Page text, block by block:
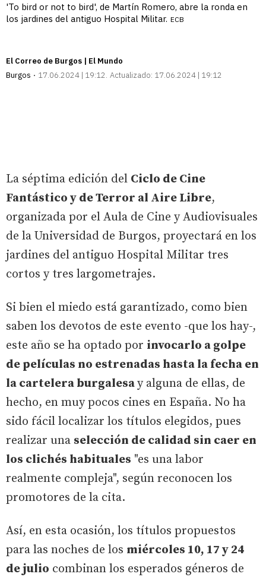
'To bird or not to bird', de Martín Romero, abre la ronda en
los jardines del antiguo Hospital Militar. ECB
El Correo de Burgos | El Mundo
Burgos
17.06.2024 | 19:12 Actualizado: 17.06.2024 | 19:12
La séptima edición del Ciclo de Cine
Fantástico y de Terror al Aire Libre,
organizada por el Aula de Cine y Audiovisuales
de la Universidad de Burgos, proyectará en los
jardines del antiguo Hospital Militar tres
cortos y tres largometrajes.
Si bien el miedo está garantizado, como bien
saben los devotos de este evento -que los hay-,
este año se ha optado por invocarlo a golpe
de películas no estrenadas hasta la fecha en
la cartelera burgalesay alguna de ellas, de
hecho, en muy pocos cines en España. No ha
sido fácil localizar los títulos elegidos, pues
realizar una selección de calidad sin caer en
los clichés habituales "es una labor
realmente compleja", según reconocen los
promotores de la cita.
Así, en esta ocasión, los títulos propuestos
para las noches de los miércoles 10, 17 y 24
de julio combinan los esperados géneros de